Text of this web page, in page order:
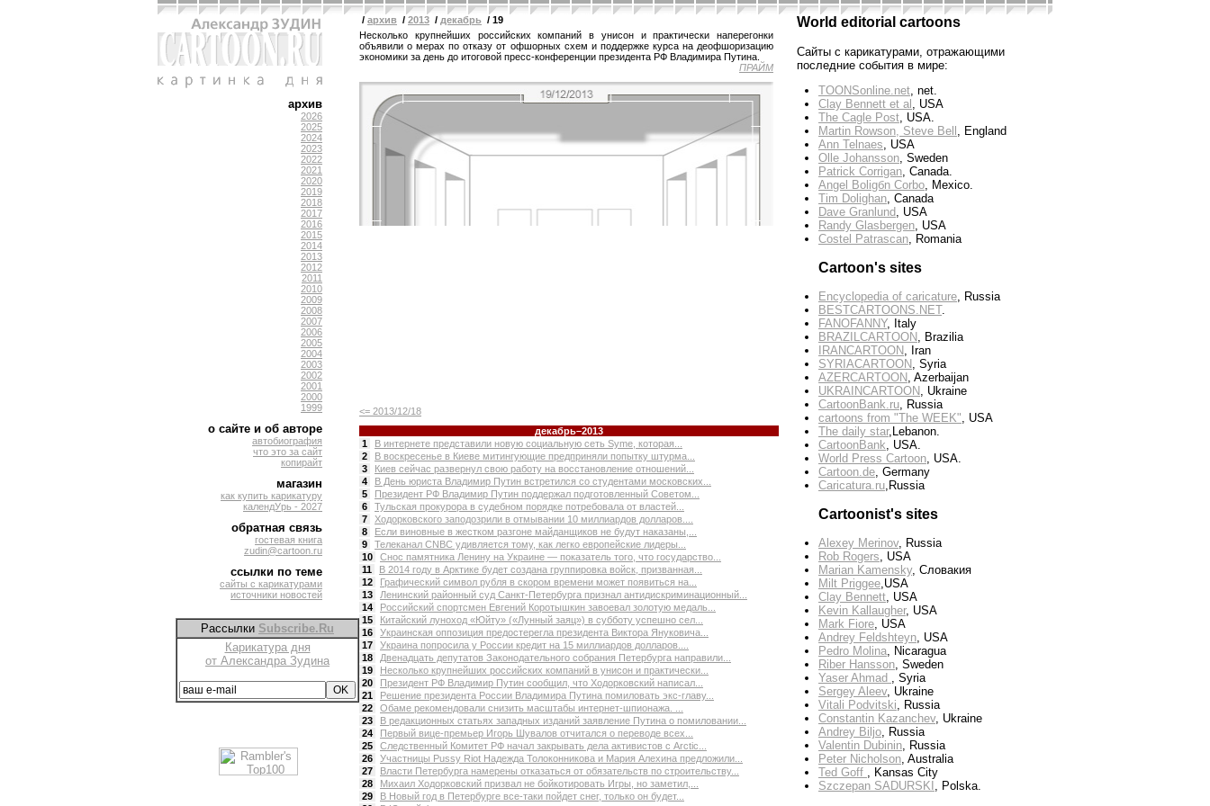
архив
2026
2025
2024
2023
2022
2021
2020
2019
2018
2017
2016
2015
2014
2013
2012
2011
2010
2009
2008
2007
2006
2005
2004
2003
2002
2001
2000
1999
о сайте и об авторе
автобиография
что это за сайт
копирайт
магазин
как купить карикатуру
календУрь - 2027
обратная связь
гостевая книга
zudin@cartoon.ru
ссылки по теме
сайты с карикатурами
источники новостей
Рассылки Subscribe.Ru
Карикатура дня
от Александра Зудина
/ архив / 2013 / декабрь / 19
Несколько крупнейших российских компаний в унисон и практически наперегонки
объявили о мерах по отказу от офшорных схем и поддержке курса на деофшоризацию
экономики за день до итоговой пресс-конференции президента РФ Владимира Путина.
ПРАЙМ
<= 2013/12/18
декабрь–2013
1
В интернете представили новую социальную сеть Syme, которая...
2
В воскресенье в Киеве митингующие предприняли попытку штурма...
3
Киев сейчас развернул свою работу на восстановление отношений...
4
В День юриста Владимир Путин встретился со студентами московских...
5
Президент РФ Владимир Путин поддержал подготовленный Советом...
6
Тульская прокурора в судебном порядке потребовала от властей...
7
Ходорковского заподозрили в отмывании 10 миллиардов долларов....
8
Если виновные в жестком разгоне майданщиков не будут наказаны,...
9
Телеканал CNBC удивляется тому, как легко европейские лидеры...
10
Снос памятника Ленину на Украине — показатель того, что государство...
11
В 2014 году в Арктике будет создана группировка войск, призванная...
12
Графический символ рубля в скором времени может появиться на...
13
Ленинский районный суд Санкт-Петербурга признал антидискриминационный...
14
Российский спортсмен Евгений Коротышкин завоевал золотую медаль...
15
Китайский луноход «Юйту» («Лунный заяц») в субботу успешно сел...
16
Украинская оппозиция предостерегла президента Виктора Януковича...
17
Украина попросила у России кредит на 15 миллиардов долларов....
18
Двенадцать депутатов Законодательного собрания Петербурга направили...
19
Несколько крупнейших российских компаний в унисон и практически...
20
Президент РФ Владимир Путин сообщил, что Ходорковский написал...
21
Решение президента России Владимира Путина помиловать экс-главу...
22
Обаме рекомендовали снизить масштабы интернет-шпионажа. ...
23
В редакционных статьях западных изданий заявление Путина о помиловании...
24
Первый вице-премьер Игорь Шувалов отчитался о переводе всех...
25
Следственный Комитет РФ начал закрывать дела активистов с Arctic...
26
Участницы Pussy Riot Надежда Толоконникова и Мария Алехина предложили...
27
Власти Петербурга намерены отказаться от обязательств по строительству...
28
Михаил Ходорковский призвал не бойкотировать Игры, но заметил,...
29
В Новый год в Петербурге все-таки пойдет снег, только он будет...
World editorial cartoons
Сайты с карикатурами, отражающими
последние события в мире:
TOONSonline.net , net.
Clay Bennett et al
, USA
The Cagle Post , USA.
Martin Rowson, Steve Bell
, England
Ann Telnaes , USA
Olle Johansson , Sweden
Patrick Corrigan , Canada.
Angel Boligбn Corbo , Mexico.
Tim Dolighan , Canada
Dave Granlund
, USA
Randy Glasbergen , USA
Costel Patrascan , Romania
Cartoon's sites
Encyclopedia of caricature, Russia
BESTCARTOONS.NET.
FANOFANNY, Italy
BRAZILCARTOON, Brazilia
IRANCARTOON, Iran
SYRIACARTOON, Syria
AZERCARTOON, Azerbaijan
UKRAINCARTOON, Ukraine
CartoonBank.ru, Russia
cartoons from "The WEEK", USA
The daily star,Lebanon.
CartoonBank, USA.
World Press Cartoon, USA.
Cartoon.de, Germany
Сaricatura.ru,Russia
Cartoonist's sites
Alexey Merinov, Russia
Rob Rogers, USA
Marian Kamensky, Словакия
Milt Priggee,USA
Clay Bennett, USA
Kevin Kallaugher, USA
Mark Fiore, USA
Andrey Feldshteyn, USA
Pedro Molina, Nicaragua
Riber Hansson, Sweden
Yaser Ahmad , Syria
Sergey Aleev, Ukraine
Vitali Podvitski, Russia
Constantin Kazanchev, Ukraine
Andrey Biljo, Russia
Valentin Dubinin, Russia
Peter Nicholson, Australia
Ted Goff , Kansas City
Szczepan SADURSKI , Polska.